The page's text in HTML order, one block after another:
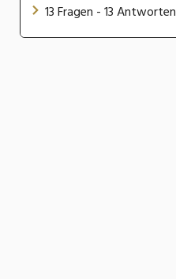
13 Fragen - 13 Antworten